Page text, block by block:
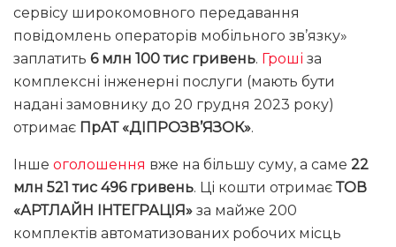
сервісу широкомовного передавання
повідомлень операторів мобільного зв’язку»
заплатить 6 млн 100 тис гривень. Гроші за
комплексні інженерні послуги (мають бути
надані замовнику до 20 грудня 2023 року)
отримає ПрАТ «ДІПРОЗВ’ЯЗОК».
Інше оголошення вже на більшу суму, а саме 22
млн 521 тис 496 гривень. Ці кошти отримає ТОВ
«АРТЛАЙН ІНТЕГРАЦІЯ» за майже 200
комплектів автоматизованих робочих місць